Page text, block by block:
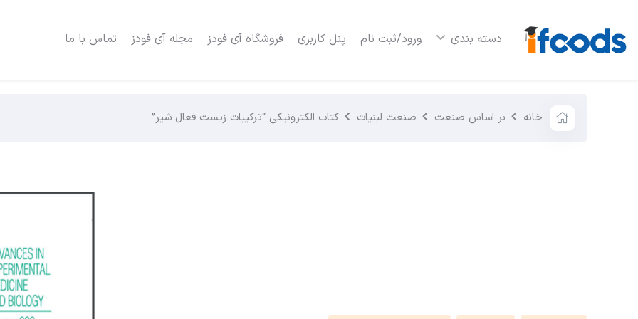
دسته بندی ورود/ثبت نام پنل کاربری فروشگاه آی فودز مجله آی فودز تماس با ما
خانه بر اساس صنعت صنعت لبنیات کتاب الکترونیکی “ترکیبات زیست فعال شیر”